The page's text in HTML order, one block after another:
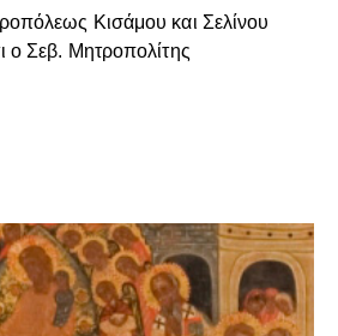
Κισάμου και Σελίνου
ο Σεβ. Μητροπολίτης